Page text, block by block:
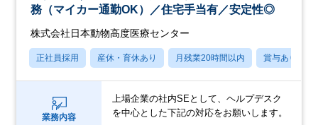
務（マイカー通勤OK）／住宅手当有／安定性◎
株式会社日本動物高度医療センター
正社員採用 産休・育休あり 月残業20時間以内 賞与あり
業務内容
上場企業の社内SEとして、ヘルプデスク
を中心とした下記の対応をお願いします。